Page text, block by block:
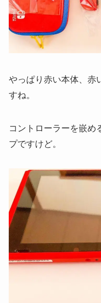
やっぱり赤い本体、赤
すね。
コントローラーを嵌め
プですけど。